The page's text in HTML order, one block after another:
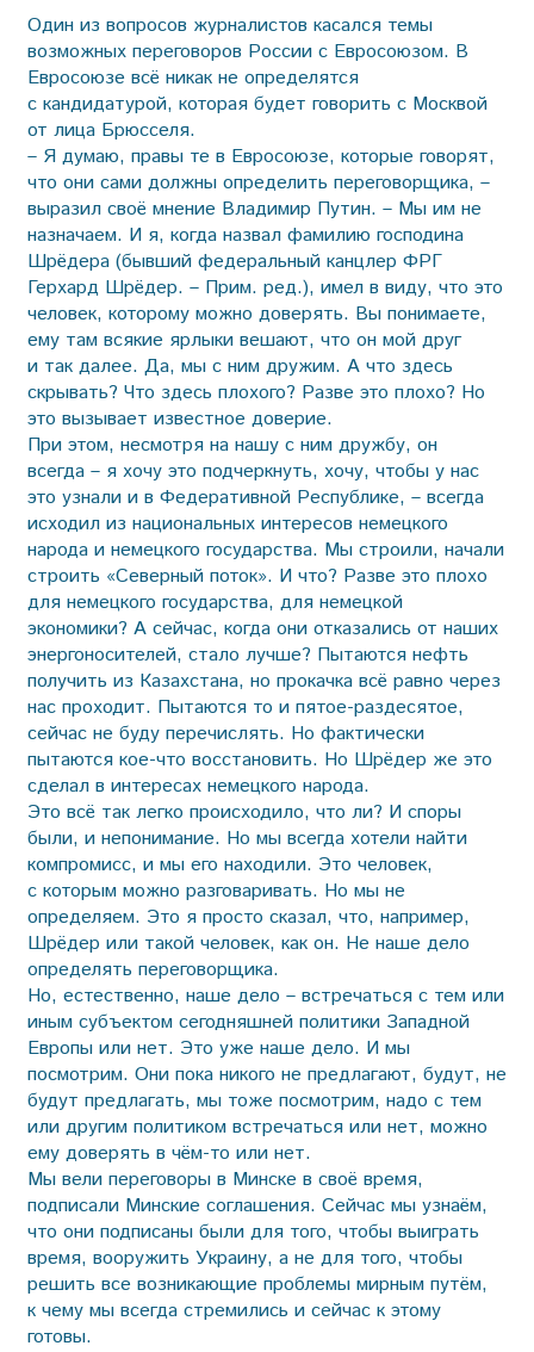
Один из вопросов журналистов касался темы
возможных переговоров России с Евросоюзом. В
Евросоюзе всё никак не определятся
с кандидатурой, которая будет говорить с Москвой
от лица Брюсселя.
– Я думаю, правы те в Евросоюзе, которые говорят,
что они сами должны определить переговорщика, –
выразил своё мнение Владимир Путин. – Мы им не
назначаем. И я, когда назвал фамилию господина
Шрёдера (бывший федеральный канцлер ФРГ
Герхард Шрёдер. – Прим. ред.), имел в виду, что это
человек, которому можно доверять. Вы понимаете,
ему там всякие ярлыки вешают, что он мой друг
и так далее. Да, мы с ним дружим. А что здесь
скрывать? Что здесь плохого? Разве это плохо? Но
это вызывает известное доверие.
При этом, несмотря на нашу с ним дружбу, он
всегда – я хочу это подчеркнуть, хочу, чтобы у нас
это узнали и в Федеративной Республике, – всегда
исходил из национальных интересов немецкого
народа и немецкого государства. Мы строили, начали
строить «Северный поток». И что? Разве это плохо
для немецкого государства, для немецкой
экономики? А сейчас, когда они отказались от наших
энергоносителей, стало лучше? Пытаются нефть
получить из Казахстана, но прокачка всё равно через
нас проходит. Пытаются то и пятое-раздесятое,
сейчас не буду перечислять. Но фактически
пытаются кое-что восстановить. Но Шрёдер же это
сделал в интересах немецкого народа.
Это всё так легко происходило, что ли? И споры
были, и непонимание. Но мы всегда хотели найти
компромисс, и мы его находили. Это человек,
с которым можно разговаривать. Но мы не
определяем. Это я просто сказал, что, например,
Шрёдер или такой человек, как он. Не наше дело
определять переговорщика.
Но, естественно, наше дело – встречаться с тем или
иным субъектом сегодняшней политики Западной
Европы или нет. Это уже наше дело. И мы
посмотрим. Они пока никого не предлагают, будут, не
будут предлагать, мы тоже посмотрим, надо с тем
или другим политиком встречаться или нет, можно
ему доверять в чём-то или нет.
Мы вели переговоры в Минске в своё время,
подписали Минские соглашения. Сейчас мы узнаём,
что они подписаны были для того, чтобы выиграть
время, вооружить Украину, а не для того, чтобы
решить все возникающие проблемы мирным путём,
к чему мы всегда стремились и сейчас к этому
готовы.